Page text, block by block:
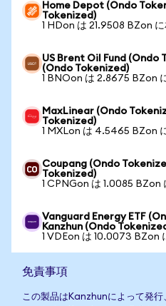
Home Depot (Ondo
Tokenized)
1 HDon は 21.9508 BZon に
US Brent Oil Fund (Ondo
(Ondo Tokenized)
1 BNOon は 2.8675 BZon
MaxLinear (Ondo
Tokenized)
1 MXLon は 4.5465 BZon
Coupang (Ondo
Tokenized)
1 CPNGon は 1.0085 BZon
Vanguard Energy ETF
Kanzhun (Ondo
1 VDEon は 10.0073 BZon
免責事項
この製品はKanzhunによって発